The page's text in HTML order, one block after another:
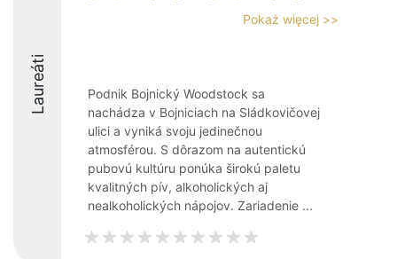
Laureáti
Pokaż więcej >>
Podnik Bojnický Woodstock sa
nachádza v Bojniciach na Sládkovičovej
ulici a vyniká svoju jedinečnou
atmosférou. S dôrazom na autentickú
pubovú kultúru ponúka širokú paletu
kvalitných pív, alkoholických aj
nealkoholických nápojov. Zariadenie ...